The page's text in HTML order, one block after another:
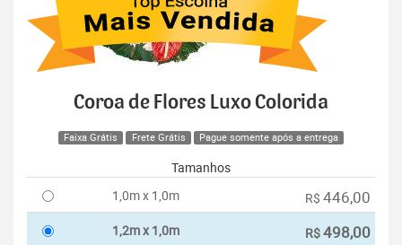
Coroa de Flores Luxo Colorida
Faixa Grátis Frete Grátis Pague somente após a entrega
Tamanhos
1,0m x 1,0m
R$ 446,00
1,2m x 1,0m R$498,00